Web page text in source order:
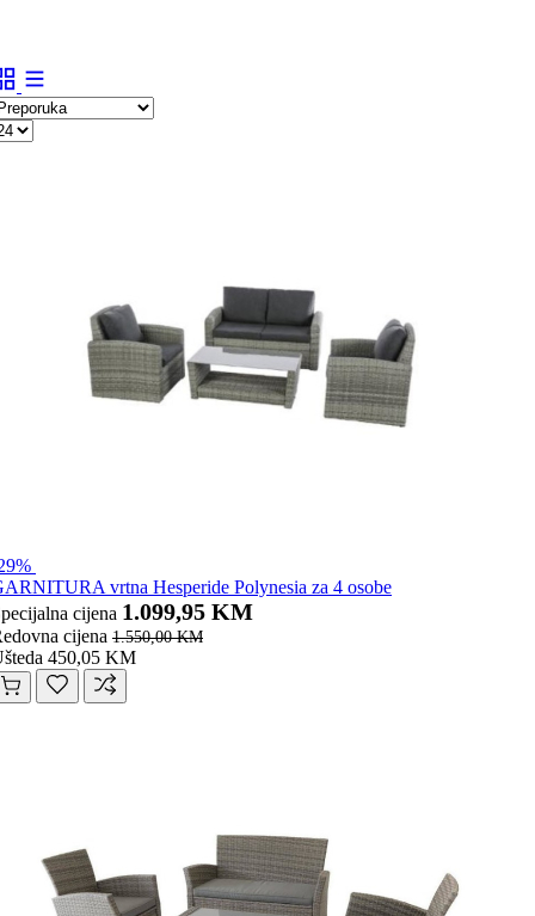
vrtna Hesperide Polynesia za 4 osobe
cijena 1.099,95 KM
cijena 1.550,00 KM
450,05 KM